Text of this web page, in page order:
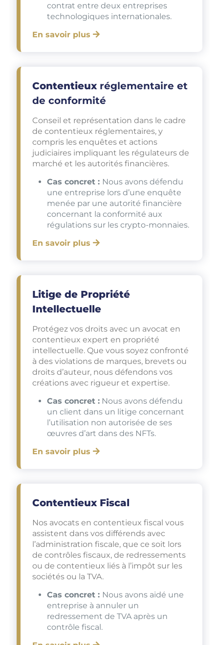
contrat entre deux entreprises
technologiques internationales.
En savoir plus
Contentieux réglementaire et
de conformité
Conseil et représentation dans le cadre
de contentieux réglementaires, y
compris les enquêtes et actions
judiciaires impliquant les régulateurs de
marché et les autorités financières.
Cas concret : Nous avons défendu
une entreprise lors d’une enquête
menée par une autorité financière
concernant la conformité aux
régulations sur les crypto-monnaies.
En savoir plus
Litige de Propriété
Intellectuelle
Protégez vos droits avec un avocat en
contentieux expert en propriété
intellectuelle. Que vous soyez confronté
à des violations de marques, brevets ou
droits d’auteur, nous défendons vos
créations avec rigueur et expertise.
Cas concret :Nous avons défendu
un client dans un litige concernant
l’utilisation non autorisée de ses
œuvres d’art dans des NFTs.
En savoir plus
Contentieux Fiscal
Nos avocats en contentieux fiscal vous
assistent dans vos différends avec
l’administration fiscale, que ce soit lors
de contrôles fiscaux, de redressements
ou de contentieux liés à l’impôt sur les
sociétés ou la TVA.
Cas concret : Nous avons aidé une
entreprise à annuler un
redressement de TVA après un
contrôle fiscal.